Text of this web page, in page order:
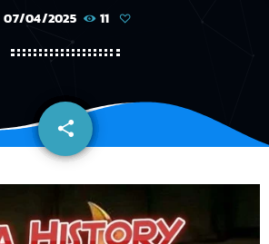
07/04/2025 11
share
email